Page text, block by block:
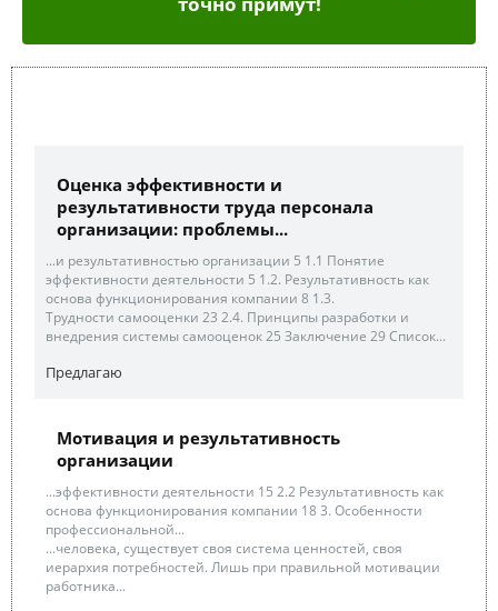
Оценка эффективности и
результативности труда персонала
организации: проблемы...
...и результативностью организации 5 1.1 Понятие
эффективности деятельности 5 1.2. Результативность как
основа функционирования компании 8 1.3.
Трудности самооценки 23 2.4. Принципы разработки и
внедрения системы самооценок 25 Заключение 29 Список...
Предлагаю
Мотивация и результативность
организации
...эффективности деятельности 15 2.2 Результативность как
основа функционирования компании 18 3. Особенности
профессиональной...
...человека, существует своя система ценностей, своя
иерархия потребностей. Лишь при правильной мотивации
работника...